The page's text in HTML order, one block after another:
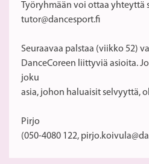
Työryhmään voi ottaa yhteyttä
tutor@dancesport.fi
Seuraavaa palstaa (viikko 52)
DanceCoreen liittyviä asioita.
joku
asia, johon haluaisit selvyyttä,
Pirjo
(050-4080 122,